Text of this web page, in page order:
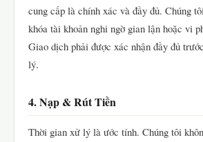
cung cấp là chính xác và đầy đủ. Chúng
khóa tài khoản nghi ngờ gian lận hoặc vi
Giao dịch phải được xác nhận đầy đủ
lý.
4. Nạp & Rút Tiền
Thời gian xử lý là ước tính. Chúng tôi